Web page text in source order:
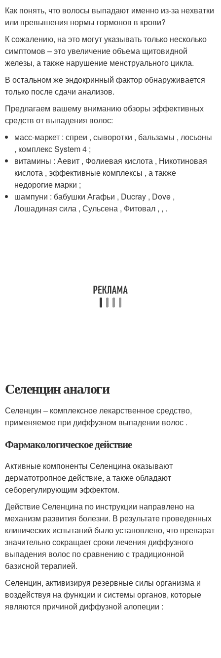
Как понять, что волосы выпадают именно из-за нехватки
или превышения нормы гормонов в крови?
К сожалению, на это могут указывать только несколько
симптомов – это увеличение объема щитовидной
железы, а также нарушение менструального цикла.
В остальном же эндокринный фактор обнаруживается
только после сдачи анализов.
Предлагаем вашему вниманию обзоры эффективных
средств от выпадения волос:
масс-маркет : спреи , сыворотки , бальзамы , лосьоны
, комплекс System 4 ;
витамины : Аевит , Фолиевая кислота , Никотиновая
кислота , эффективные комплексы , а также
недорогие марки ;
шампуни : бабушки Агафьи , Ducray , Dove ,
Лошадиная сила , Сульсена , Фитовал , , .
Селенцин аналоги
Селенцин – комплексное лекарственное средство,
применяемое при диффузном выпадении волос .
Фармакологическое действие
Активные компоненты Селенцина оказывают
дерматотропное действие, а также обладают
себорегулирующим эффектом.
Действие Селенцина по инструкции направлено на
механизм развития болезни. В результате проведенных
клинических испытаний было установлено, что препарат
значительно сокращает сроки лечения диффузного
выпадения волос по сравнению с традиционной
базисной терапией.
Селенцин, активизируя резервные силы организма и
воздействуя на функции и системы органов, которые
являются причиной диффузной алопеции :